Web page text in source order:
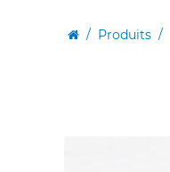
/ Produits /